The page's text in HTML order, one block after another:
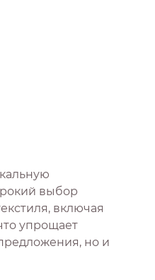
выбор
включая
упрощает
но и